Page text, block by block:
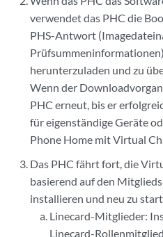
verwendet das PHC die
PHS-Antwort
herunterzuladen und zu
Wenn der
PHC erneut, bis er
für eigenständige Geräte
Phone Home mit Virtual
Das PHC fährt fort, die
basierend auf den
installieren und neu zu
Linecard-Mitglieder:
Linecard-